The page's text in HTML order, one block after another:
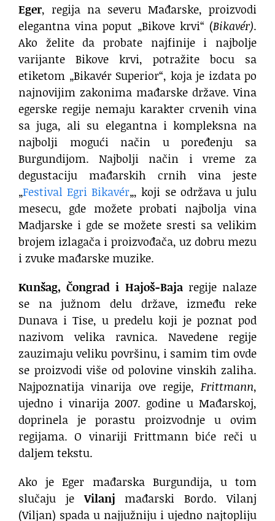
Eger, regija na severu Mađarske, proizvodi
elegantna vina poput „Bikove krvi“ (Bikavér).
Ako želite da probate najfinije i najbolje
varijante Bikove krvi, potražite bocu sa
etiketom „Bikavér Superior“, koja je izdata po
najnovijim zakonima mađarske države. Vina
egerske regije nemaju karakter crvenih vina
sa juga, ali su elegantna i kompleksna na
najbolji mogući način u poređenju sa
Burgundijom. Najbolji način i vreme za
degustaciju mađarskih crnih vina jeste
„Festival Egri Bikavér„, koji se održava u julu
mesecu, gde možete probati najbolja vina
Madjarske i gde se možete sresti sa velikim
brojem izlagača i proizvođača, uz dobru mezu
i zvuke mađarske muzike.
Kunšag, Čongrad i Hajoš-Bajaregije nalaze
se na južnom delu države, između reke
Dunava i Tise, u predelu koji je poznat pod
nazivom velika ravnica. Navedene regije
zauzimaju veliku površinu, i samim tim ovde
se proizvodi više od polovine vinskih zaliha.
Najpoznatija vinarija ove regije, Frittmann,
ujedno i vinarija 2007. godine u Mađarskoj,
doprinela je porastu proizvodnje u ovim
regijama. O vinariji Frittmann biće reči u
daljem tekstu.
Ako je Eger mađarska Burgundija, u tom
slučaju jeVilanj mađarski Bordo. Vilanj
(Viljan) spada u najjužniju i ujedno najtopliju